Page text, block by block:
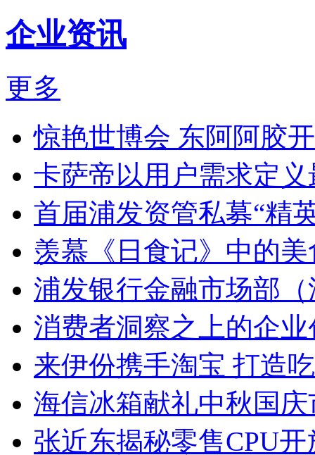
企业资讯
更多
惊艳世博会 东阿阿胶
卡萨帝以用户需求定
首届浦发资管私募“精
羡慕《日食记》中的
浦发银行金融市场部
消费者洞察之上的企
来伊份携手淘宝 打造
海信冰箱献礼中秋国庆
张近东揭秘零售CPU